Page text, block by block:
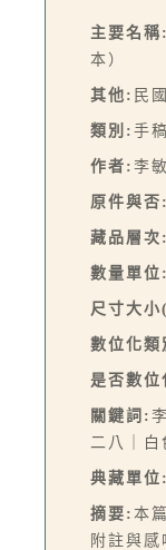
主要名稱:
本）
其他: 民
類別: 手稿
作者: 李
原件與否:
藏品層次:
數量單位:
尺寸大
數位化類
是否數位
關鍵詞:
二八｜白
典藏單位:
摘要: 本
附註與